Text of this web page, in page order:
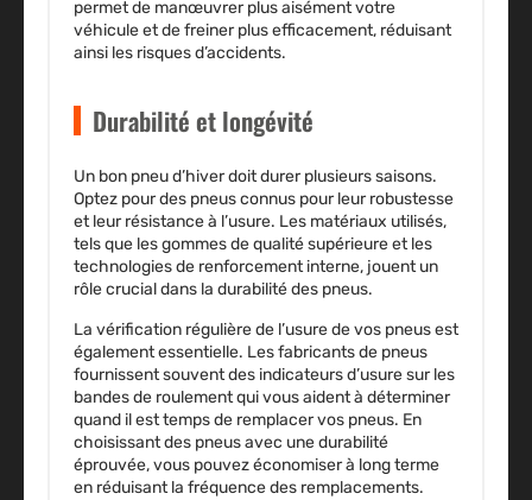
permet de manœuvrer plus aisément votre
véhicule et de freiner plus efficacement, réduisant
ainsi les risques d’accidents.
Durabilité et longévité
Un bon pneu d’hiver doit durer plusieurs saisons.
Optez pour des pneus connus pour leur robustesse
et leur résistance à l’usure. Les matériaux utilisés,
tels que les gommes de qualité supérieure et les
technologies de renforcement interne, jouent un
rôle crucial dans la durabilité des pneus.
La vérification régulière de l’usure de vos pneus est
également essentielle. Les fabricants de pneus
fournissent souvent des indicateurs d’usure sur les
bandes de roulement qui vous aident à déterminer
quand il est temps de remplacer vos pneus. En
choisissant des pneus avec une durabilité
éprouvée, vous pouvez économiser à long terme
en réduisant la fréquence des remplacements.